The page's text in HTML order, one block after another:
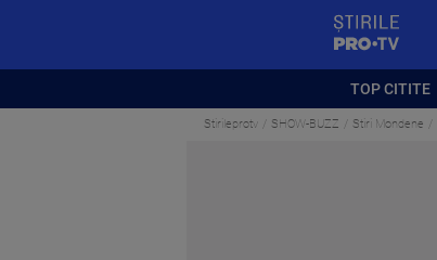
TOP CITITE
Stirileprotv SHOW-BUZZ Stiri Mondene